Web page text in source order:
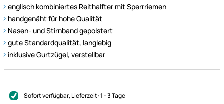
englisch kombiniertes Reithalfter mit Sperrriemen
handgenäht für hohe Qualität
Nasen- und Stirnband gepolstert
gute Standardqualität, langlebig
inklusive Gurtzügel, verstellbar
Sofort verfügbar, Lieferzeit:1 - 3 Tage